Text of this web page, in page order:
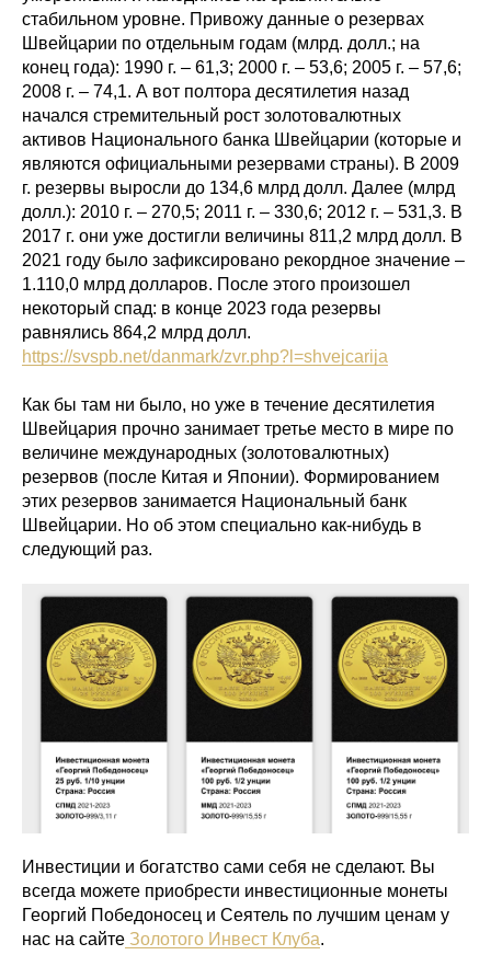
стабильном уровне. Привожу данные о резервах
Швейцарии по отдельным годам (млрд. долл.; на
конец года): 1990 г. – 61,3; 2000 г. – 53,6; 2005 г. – 57,6;
2008 г. – 74,1. А вот полтора десятилетия назад
начался стремительный рост золотовалютных
активов Национального банка Швейцарии (которые и
являются официальными резервами страны). В 2009
г. резервы выросли до 134,6 млрд долл. Далее (млрд
долл.): 2010 г. – 270,5; 2011 г. – 330,6; 2012 г. – 531,3. В
2017 г. они уже достигли величины 811,2 млрд долл. В
2021 году было зафиксировано рекордное значение –
1.110,0 млрд долларов. После этого произошел
некоторый спад: в конце 2023 года резервы
равнялись 864,2 млрд долл.
https://svspb.net/danmark/zvr.php?l=shvejcarija
Как бы там ни было, но уже в течение десятилетия
Швейцария прочно занимает третье место в мире по
величине международных (золотовалютных)
резервов (после Китая и Японии). Формированием
этих резервов занимается Национальный банк
Швейцарии. Но об этом специально как-нибудь в
следующий раз.
Инвестиции и богатство сами себя не сделают. Вы
всегда можете приобрести инвестиционные монеты
Георгий Победоносец и Сеятель по лучшим ценам у
нас на сайте Золотого Инвест Клуба.